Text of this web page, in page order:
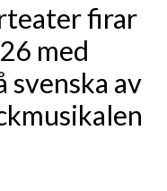
firar
med
svenska av